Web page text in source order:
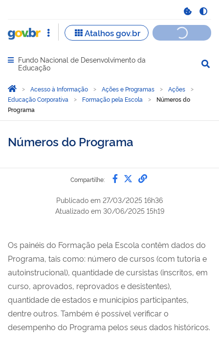
Abrir menu principal de navegação
Fundo Nacional de Desenvolvimento da
Educação
Você está aqui:
Página Inicial
Acesso à Informação Ações e Programas
Ações
Educação Corporativa
Formação pela Escola
Números do
Programa
Números do Programa
Compartilhe: Compartilhe por
Compartilhe por
link para Copiar
Publicado em 27/03/2025 16h36
Atualizado em 30/06/2025 15h19
Os painéis do Formação pela Escola contêm dados do
Programa, tais como: número de cursos (com tutoria e
autoinstrucional), quantidade de cursistas (inscritos, em
curso, aprovados, reprovados e desistentes),
quantidade de estados e municípios participantes,
dentre outros. Também é possível verificar o
desempenho do Programa pelos seus dados históricos.